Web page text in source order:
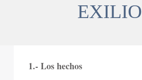
EXILIO
1.- Los hechos